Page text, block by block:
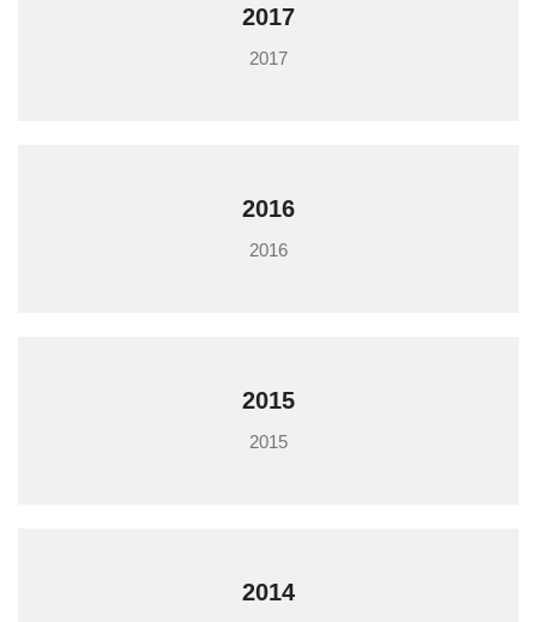
2017
2017
2016
2016
2015
2015
2014